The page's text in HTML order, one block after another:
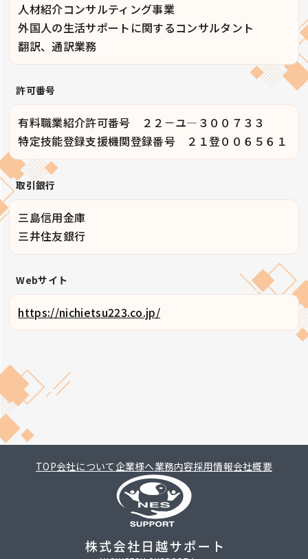
人材紹介コンサルティング事業
外国人の生活サポートに関するコンサルタント
翻訳、通訳業務
許可番号
有料職業紹介許可番号 ２２－ユ―３００７３３
特定技能登録支援機関登録番号 ２１登００６５６１
取引銀行
三島信用金庫
三井住友銀行
Webサイト
https://nichietsu223.co.jp/
TOP会社について 企業様へ業務内容採用情報会社概要